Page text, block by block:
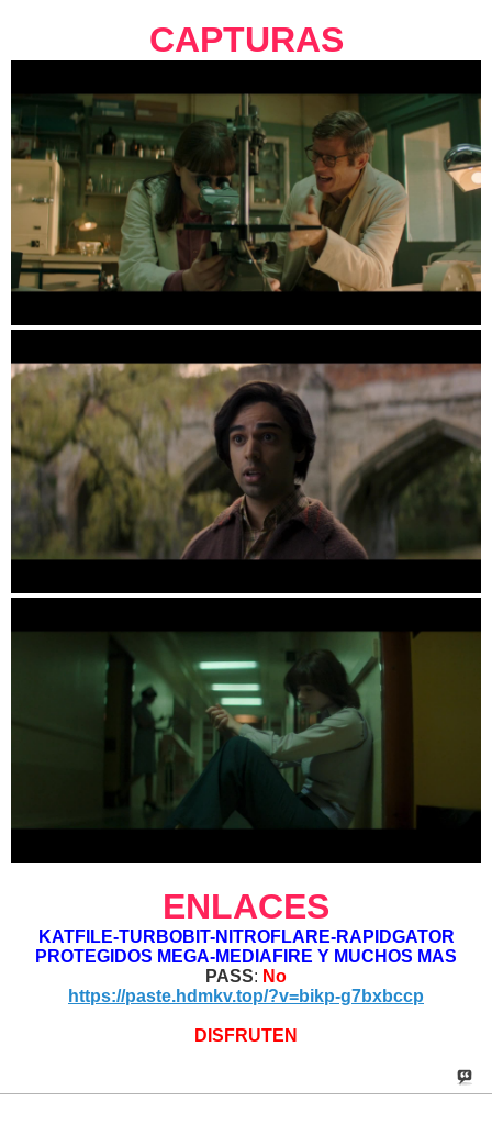
CAPTURAS
ENLACES
KATFILE-TURBOBIT-NITROFLARE-RAPIDGATOR
PROTEGIDOS MEGA-MEDIAFIRE Y MUCHOS MAS
PASS: No
https://paste.hdmkv.top/?v=bikp-g7bxbccp
DISFRUTEN